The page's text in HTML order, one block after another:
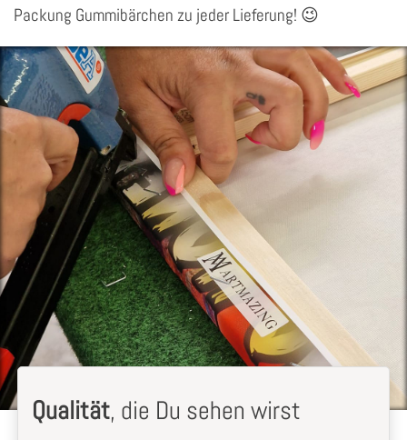
Packung Gummibärchen zu jeder Lieferung! 😉
Qualität, die Du sehen wirst